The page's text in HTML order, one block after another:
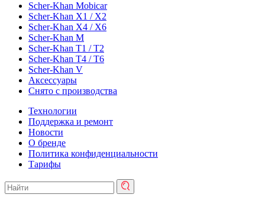
Scher-Khan Mobicar
Scher-Khan X1 / X2
Scher-Khan X4 / X6
Scher-Khan M
Scher-Khan T1 / T2
Scher-Khan T4 / T6
Scher-Khan V
Аксессуары
Снято с производства
Технологии
Поддержка и ремонт
Новости
О бренде
Политика конфиденциальности
Тарифы